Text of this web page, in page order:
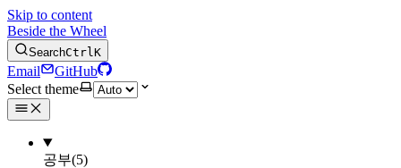
Skip to content
Beside the Wheel
SearchCtrlK
Email
GitHub
Select theme
공부(5)